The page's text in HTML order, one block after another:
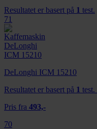
Resultatet er basert på 1 test.
71
DeLonghi ICM 15210
Resultatet er basert på 1 test.
Pris fra 493,-
70